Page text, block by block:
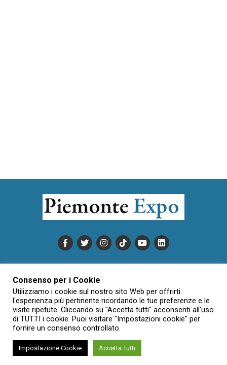
INFORMATIVA SULLA PRIVACY
CONDIZIONI DI UTILIZZO
DATI SOCIETARI
NOVAJO
CREDITS
CONTATTTI
Creative Commons Attribuzione - Non commerciale - Non opere
derivate 3.0 Italia (CC BY-NC-ND 3.0 IT)
Consenso per i Cookie
Utilizziamo i cookie sul nostro sito Web per offrirti
l'esperienza più pertinente ricordando le tue preferenze e le
visite ripetute. Cliccando su "Accetta tutti" acconsenti all'uso
di TUTTI i cookie. Puoi visitare "Impostazioni cookie" per
fornire un consenso controllato.
Impostazione Cookie Accetta Tutti